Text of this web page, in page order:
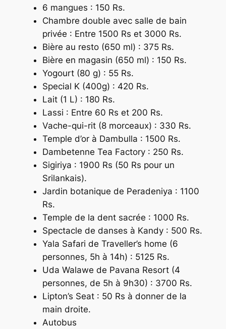
6 mangues : 150 Rs.
Chambre double avec salle de bain
privée : Entre 1500 Rs et 3000 Rs.
Bière au resto (650 ml) : 375 Rs.
Bière en magasin (650 ml) : 150 Rs.
Yogourt (80 g) : 55 Rs.
Special K (400g) : 420 Rs.
Lait (1 L) : 180 Rs.
Lassi : Entre 60 Rs et 200 Rs.
Vache-qui-rit (8 morceaux) : 330 Rs.
Temple d’or à Dambulla : 1500 Rs.
Dambetenne Tea Factory : 250 Rs.
Sigiriya : 1900 Rs (50 Rs pour un
Srilankais).
Jardin botanique de Peradeniya : 1100
Rs.
Temple de la dent sacrée : 1000 Rs.
Spectacle de danses à Kandy : 500 Rs.
Yala Safari de Traveller’s home (6
personnes, 5h à 14h) : 5125 Rs.
Uda Walawe de Pavana Resort (4
personnes, de 5h à 9h30) : 3700 Rs.
Lipton’s Seat : 50 Rs à donner de la
main droite.
Autobus